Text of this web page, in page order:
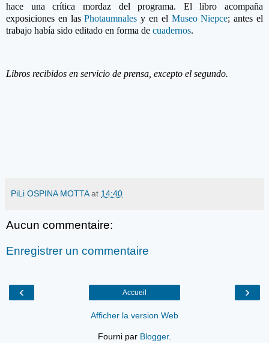
hace una crítica mordaz del programa. El libro acompaña
exposiciones en lasPhotaumnales y en el Museo Niepce; antes el
trabajo había sido editado en forma de cuadernos.
Libros recibidos en servicio de prensa, excepto el segundo.
PiLi OSPINA MOTTA at 14:40
Aucun commentaire:
Enregistrer un commentaire
‹ ›
Accueil
Afficher la version Web
Fourni par Blogger.